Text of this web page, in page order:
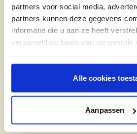
partners voor social media,
partners kunnen deze gegevens
informatie die u aan ze heeft
verzameld op basis van uw gebruik
Alle cookies
Aanpassen